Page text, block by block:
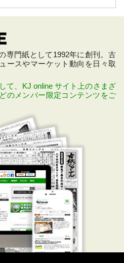
専門紙として1992年に創刊。古
ースやマーケット動向を日々取
て、KJ online サイト上のさまざ
のメンバー限定コンテンツをご